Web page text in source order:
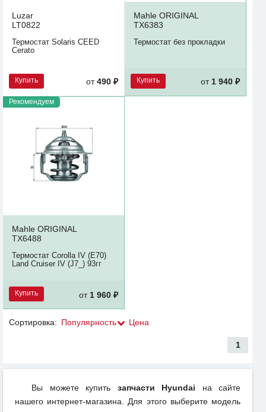
Luzar
LT0822
Термостат Solaris CEED
Cerato
Купить от490 ₽
Mahle ORIGINAL
TX6383
Термостат без прокладки
Купить от1 940 ₽
Рекомендуем
Mahle ORIGINAL
TX6488
Термостат Corolla IV (E70)
Land Cruiser IV (J7_) 93гг
Купить от 1 960 ₽
Сортировка: Популярность Цена
1
Вы можете купить запчасти Hyundai на сайте
нашего интернет-магазина. Для этого выберите модель